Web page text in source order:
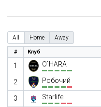
All Home Away
# Клуб
1 O`HARA
2 Робочий
3 Starlife